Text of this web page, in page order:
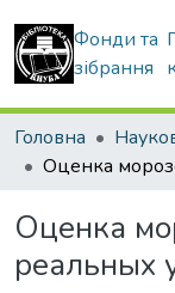
Фонди та
зібрання
Головна
Оценка
реальных